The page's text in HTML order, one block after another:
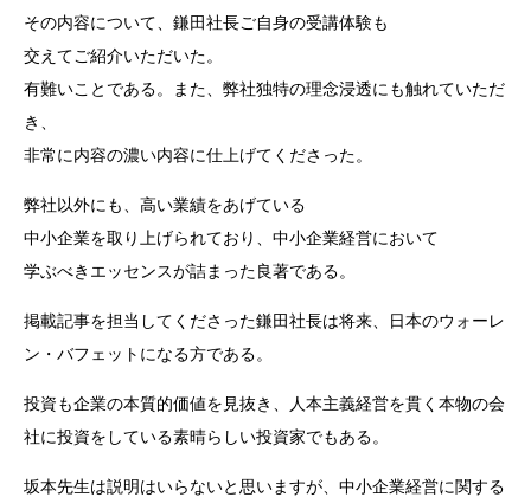
その内容について、鎌田社長ご自身の受講体験も
交えてご紹介いただいた。
有難いことである。また、弊社独特の理念浸透にも触れていただ
き、
非常に内容の濃い内容に仕上げてくださった。
弊社以外にも、高い業績をあげている
中小企業を取り上げられており、中小企業経営において
学ぶべきエッセンスが詰まった良著である。
掲載記事を担当してくださった鎌田社長は将来、日本のウォーレ
ン・バフェットになる方である。
投資も企業の本質的価値を見抜き、人本主義経営を貫く本物の会
社に投資をしている素晴らしい投資家でもある。
坂本先生は説明はいらないと思いますが、中小企業経営に関する